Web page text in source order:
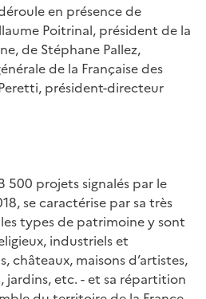
en présence de
Poitrinal, président de la
de Stéphane Pallez,
de la Française des
président-directeur
500 projets signalés par le
se caractérise par sa très
types de patrimoine y sont
industriels et
châteaux, maisons d’artistes,
etc. - et sa répartition